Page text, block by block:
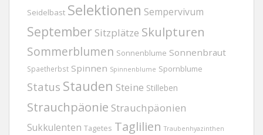
Seidelbast Selektionen Sempervivum
September Sitzplätze Skulpturen
Sommerblumen Sonnenblume Sonnenbraut
Spaetherbst Spinnen Spinnenblume Spornblume
Status Stauden Steine Stilleben
Strauchpäonie Strauchpäonien
Sukkulenten Tagetes Taglilien Traubenhyazinthen